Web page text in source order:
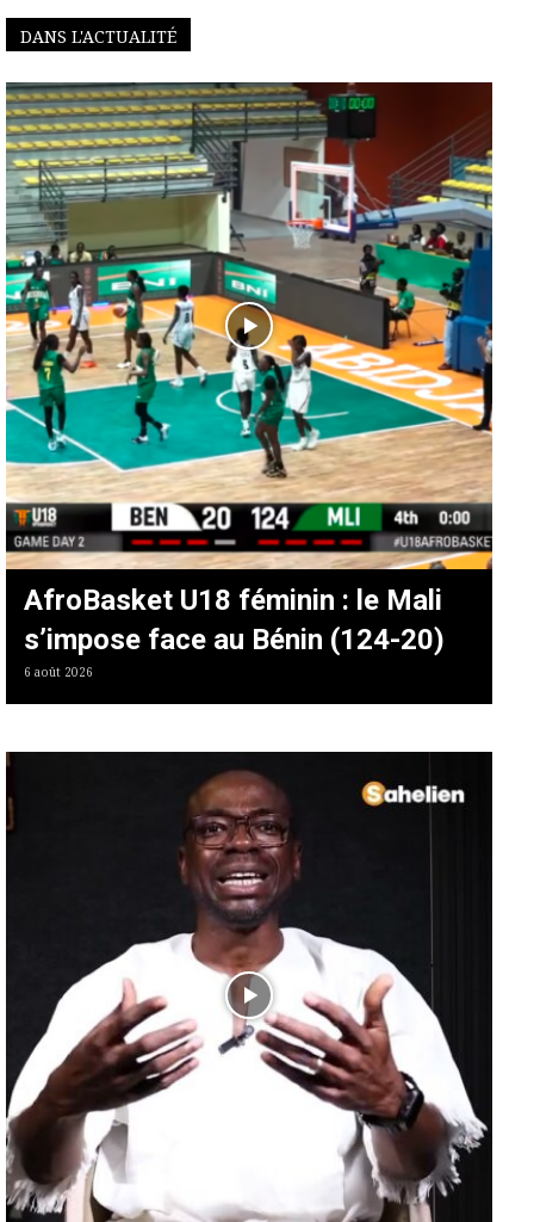
DANS L'ACTUALITÉ
AfroBasket U18 féminin : le Mali
s’impose face au Bénin (124-20)
6 août 2026